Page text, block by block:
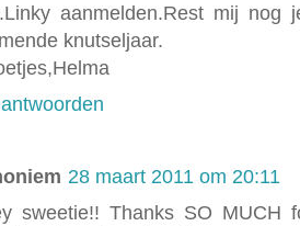
aanmelden.Rest mij
knutseljaar.
28 maart 2011 om 20:11
sweetie!! Thanks SO MUCH